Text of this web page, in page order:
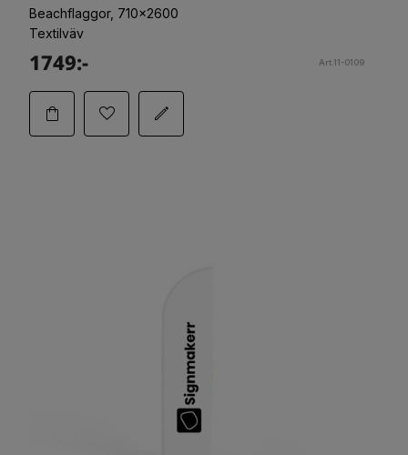
Beachflaggor, 710x2600
Textilväv
1749:- Art.11-0109